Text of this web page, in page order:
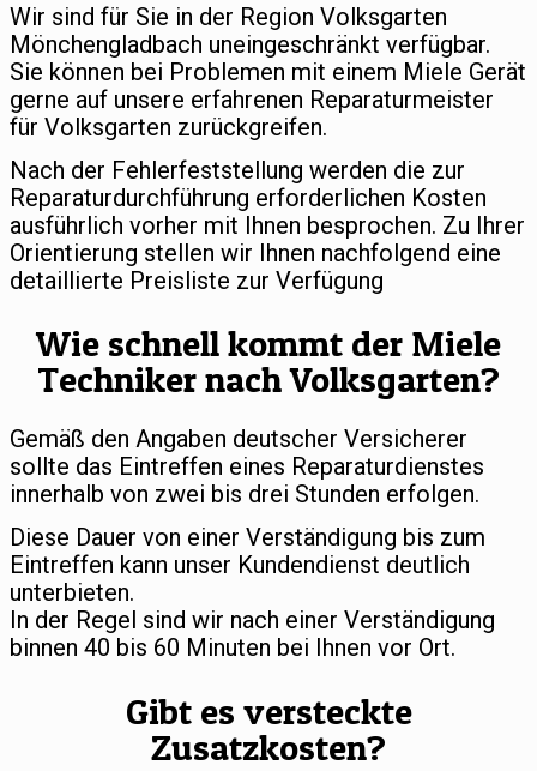
Wir sind für Sie in der Region Volksgarten
Mönchengladbach uneingeschränkt verfügbar.
Sie können bei Problemen mit einem Miele Gerät
gerne auf unsere erfahrenen Reparaturmeister
für Volksgarten zurückgreifen.
Nach der Fehlerfeststellung werden die zur
Reparaturdurchführung erforderlichen Kosten
ausführlich vorher mit Ihnen besprochen. Zu Ihrer
Orientierung stellen wir Ihnen nachfolgend eine
detaillierte Preisliste zur Verfügung
Wie schnell kommt der Miele
Techniker nach Volksgarten?
Gemäß den Angaben deutscher Versicherer
sollte das Eintreffen eines Reparaturdienstes
innerhalb von zwei bis drei Stunden erfolgen.
Diese Dauer von einer Verständigung bis zum
Eintreffen kann unser Kundendienst deutlich
unterbieten.
In der Regel sind wir nach einer Verständigung
binnen 40 bis 60 Minuten bei Ihnen vor Ort.
Gibt es versteckte
Zusatzkosten?